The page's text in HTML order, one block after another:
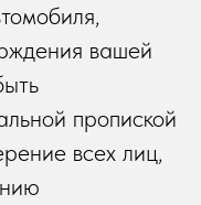
вашей
пропиской
всех лиц,